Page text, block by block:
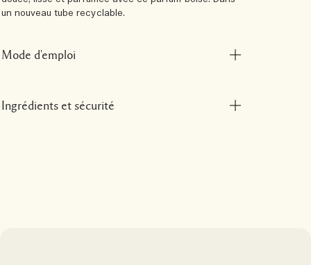
un nouveau tube recyclable.
Mode d'emploi
Ingrédients et sécurité